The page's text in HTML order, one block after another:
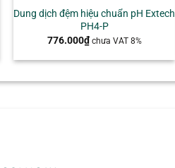
Dung dịch đệm hiệu chuẩn pH Extech
PH4-P
776.000₫ chưa VAT 8%